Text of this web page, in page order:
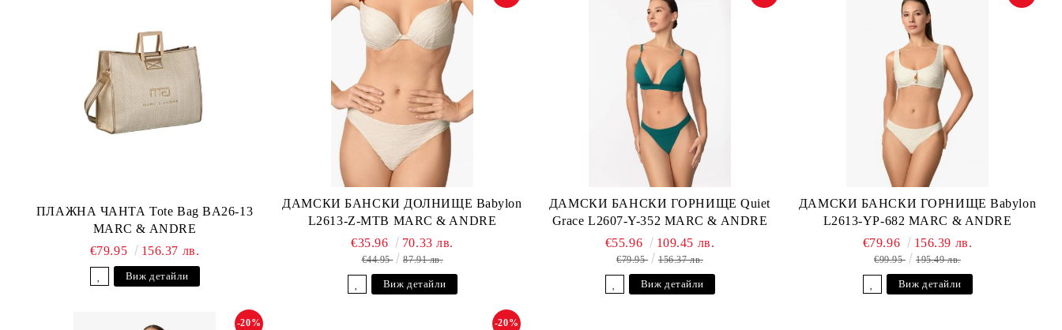
ПЛАЖНА ЧАНТА Tote Bag BA26-13
MARC & ANDRE
€79.95
156.37 лв.
Виж детайли
ДАМСКИ БАНСКИ ДОЛНИЩЕ Babylon
L2613-Z-MTB MARC & ANDRE
€35.96 70.33 лв.
€44.95 87.91 лв.
Виж детайли
ДАМСКИ БАНСКИ ГОРНИЩЕ Quiet
Grace L2607-Y-352 MARC & ANDRE
€55.96 109.45 лв.
€79.95 156.37 лв.
Виж детайли
ДАМСКИ БАНСКИ ГОРНИЩЕ Babylon
L2613-YP-682 MARC & ANDRE
€79.96 156.39 лв.
€99.95 195.49 лв.
Виж детайли
-20% -20%